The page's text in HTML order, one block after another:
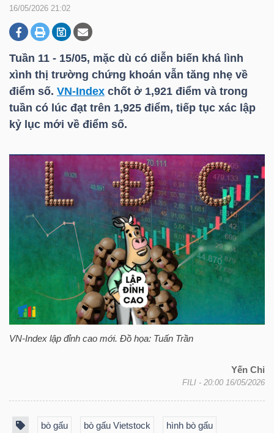
16/05/2026 21:02
Tuần 11 - 15/05, mặc dù có diễn biến khá lình
xình thị trường chứng khoán vẫn tăng nhẹ về
điểm số. VN-Index chốt ở 1,921 điểm và trong
tuần có lúc đạt trên 1,925 điểm, tiếp tục xác lập
kỷ lục mới về điểm số.
VN-Index lập đỉnh cao mới. Đồ họa: Tuấn Trần
Yến Chi
FILI - 20:00 16/05/2026
bò gấu bò gấu Vietstock hình bò gấu
CHỨNG
KHOÁN
DOANH
NGHIỆP
BẤT
ĐỘNG
HÀNG
HÓA